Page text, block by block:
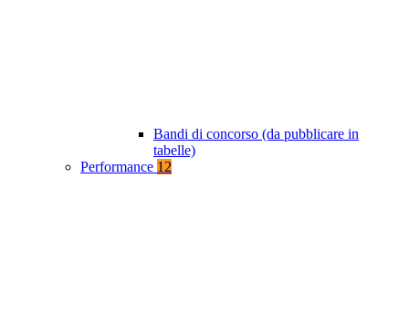
Bandi di concorso (da pubblicare in
tabelle)
Performance 12